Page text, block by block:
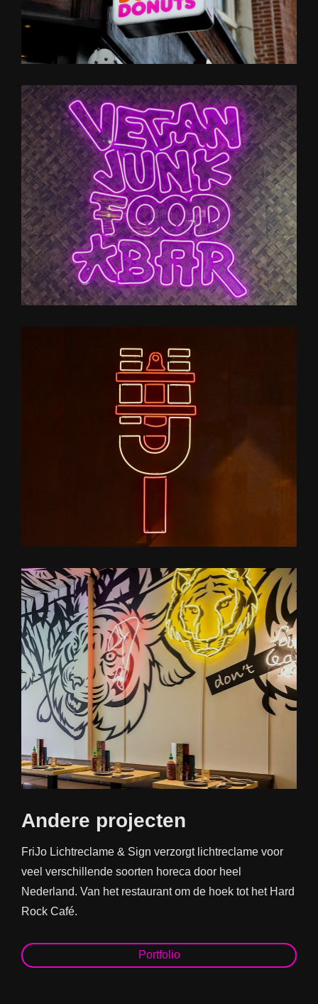
Andere projecten
FriJo Lichtreclame & Sign verzorgt lichtreclame voor
veel verschillende soorten horeca door heel
Nederland. Van het restaurant om de hoek tot het Hard
Rock Café.
Portfolio